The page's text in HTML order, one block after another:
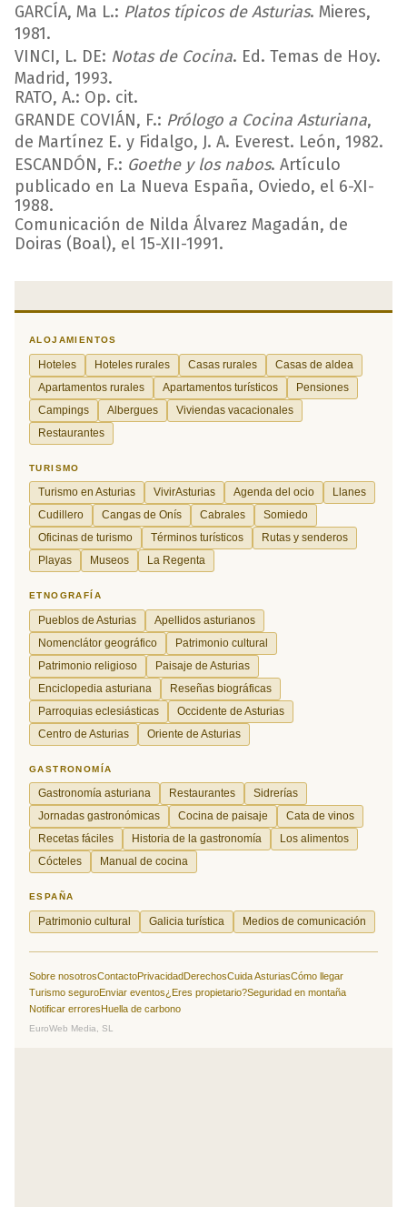
GARCÍA, Ma L.: Platos típicos de Asturias. Mieres,
1981.
VINCI, L. DE: Notas de Cocina. Ed. Temas de Hoy.
Madrid, 1993.
RATO, A.: Op. cit.
GRANDE COVIÁN, F.: Prólogo a Cocina Asturiana,
de Martínez E. y Fidalgo, J. A. Everest. León, 1982.
ESCANDÓN, F.: Goethe y los nabos. Artículo
publicado en La Nueva España, Oviedo, el 6-XI-
1988.
Comunicación de Nilda Álvarez Magadán, de
Doiras (Boal), el 15-XII-1991.